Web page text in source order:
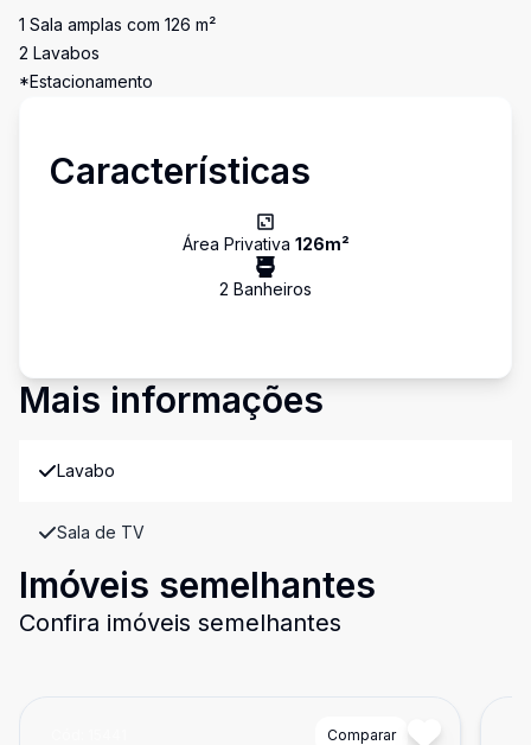
1 Sala amplas com 126 m²
2 Lavabos
*Estacionamento
Características
Área Privativa 126m²
2 Banheiros
Mais informações
Lavabo
Sala de TV
Imóveis semelhantes
Confira imóveis semelhantes
Comparar